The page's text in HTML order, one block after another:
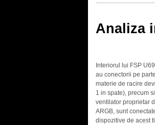
Analiza
Interiorul lui FSP
au conectorii pe
materie de racire
1 in spate), precum
ventilator proprietar
ARGB, sunt
dispozitive de acest